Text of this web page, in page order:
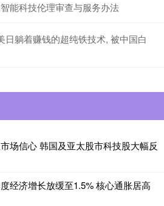
能科技伦理审查与服务办法
日躺着赚钱的超纯铁技术, 被中国白
场信心 韩国及亚太股市科技股大幅反
经济增长放缓至1.5% 核心通胀居高